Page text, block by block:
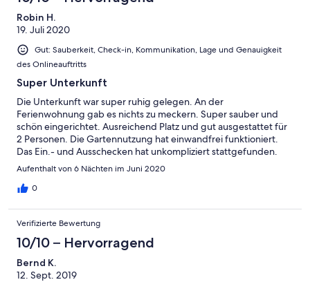
Robin H.
19. Juli 2020
Gut: Sauberkeit, Check-in, Kommunikation, Lage und Genauigkeit
des Onlineauftritts
Super Unterkunft
Die Unterkunft war super ruhig gelegen. An der
Ferienwohnung gab es nichts zu meckern. Super sauber und
schön eingerichtet. Ausreichend Platz und gut ausgestattet für
2 Personen. Die Gartennutzung hat einwandfrei funktioniert.
Das Ein.- und Ausschecken hat unkompliziert stattgefunden.
Wir würden auf jeden Fall wieder dort hin Reisen. Die
man sowieso mit eigenem PKW anreist, ist man auch flexibel.
Aufenthalt von 6 Nächten im Juni 2020
0
Verifizierte Bewertung
10/10 – Hervorragend
Bernd K.
12. Sept. 2019